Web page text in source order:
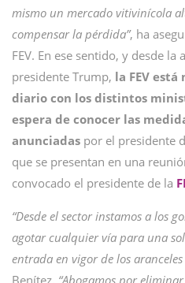
mismo un mercado vitivinícola
compensar la pérdida”, ha
FEV. En ese sentido, y desde la
presidente Trump, la FEV
diario con los distintos
espera de conocer las
anunciadas por el presidente
que se presentan en una
convocado el presidente de la
“Desde el sector instamos a los
agotar cualquier vía para una
entrada en vigor de los
Benítez. “Abogamos por